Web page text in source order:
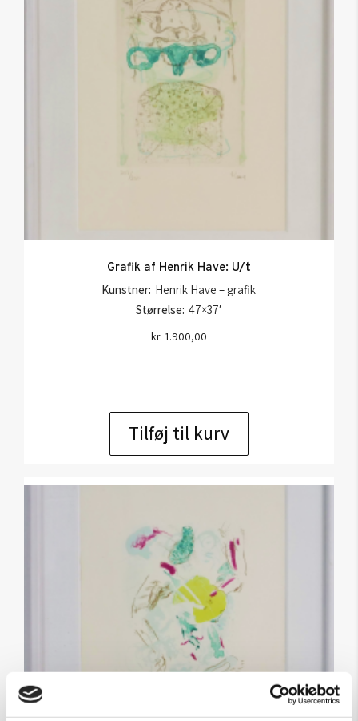
Grafik af Henrik Have: U/t
Kunstner: Henrik Have – grafik
Størrelse: 47×37′
kr. 1.900,00
Tilføj til kurv